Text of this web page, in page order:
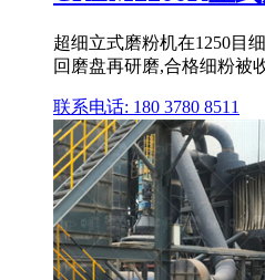
超细立式磨粉机在1250目
回磨盘再研磨,合格细粉被
联系电话: 180 3780 8511